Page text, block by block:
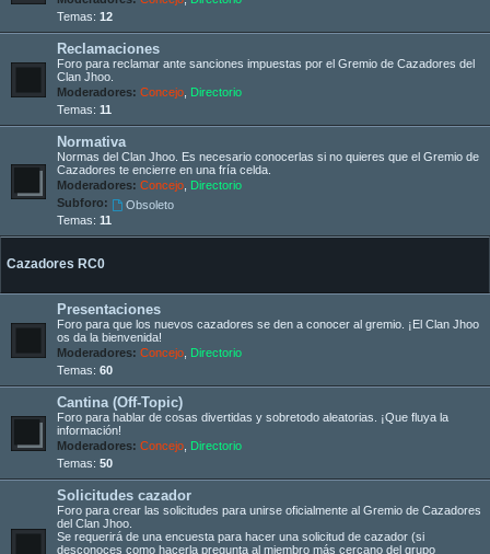
Temas: 12
Reclamaciones
Foro para reclamar ante sanciones impuestas por el Gremio de Cazadores del
Clan Jhoo.
Moderadores: Concejo Directorio
Temas: 11
Normativa
Normas del Clan Jhoo. Es necesario conocerlas si no quieres que el Gremio de
Cazadores te encierre en una fría celda.
Moderadores: Concejo Directorio
Subforo:
Obsoleto
Temas: 11
Cazadores RC0
Presentaciones
Foro para que los nuevos cazadores se den a conocer al gremio. ¡El Clan Jhoo
os da la bienvenida!
Moderadores: Concejo Directorio
Temas: 60
Cantina (Off-Topic)
Foro para hablar de cosas divertidas y sobretodo aleatorias. ¡Que fluya la
información!
Moderadores: Concejo Directorio
Temas: 50
Solicitudes cazador
Foro para crear las solicitudes para unirse oficialmente al Gremio de Cazadores
del Clan Jhoo.
Se requerirá de una encuesta para hacer una solicitud de cazador (si
desconoces como hacerla pregunta al miembro más cercano del grupo